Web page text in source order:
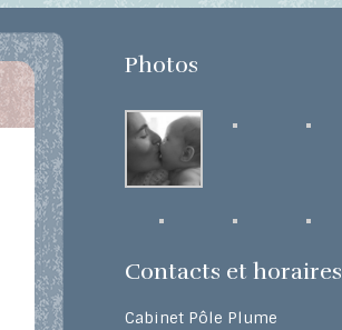
Photos
Contacts et horaires
Cabinet Pôle Plume